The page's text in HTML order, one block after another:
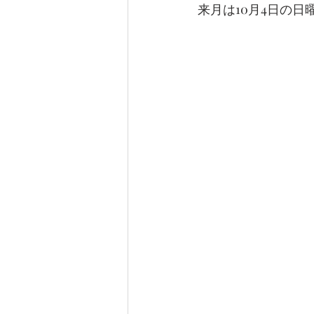
来月は10月4日の日